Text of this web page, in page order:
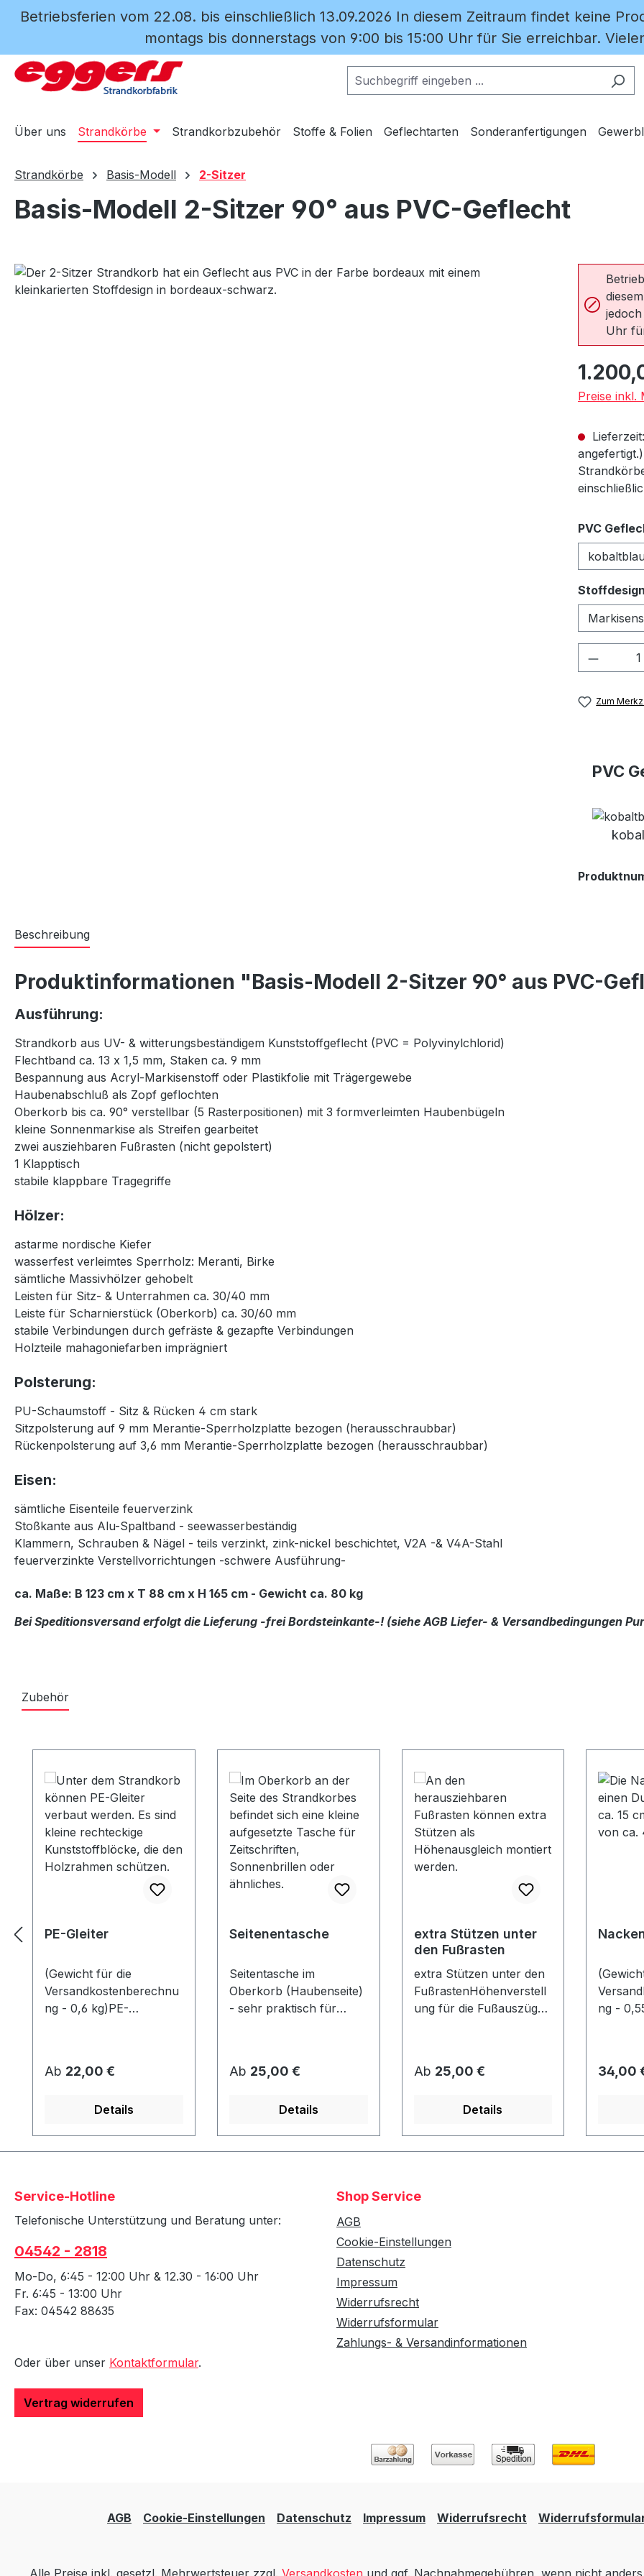
Hauptinhalt springen
Zur Suche springen
Zur Hauptnavigation springen
Betriebsferien vom 22.08. bis einschließlich 13.09.2026 In diesem Zeitraum findet keine
montags bis donnerstags von 9:00 bis 15:00 Uhr für Sie erreichbar.
Über uns Strandkörbe Strandkorbzubehör Stoffe & Folien Geflechtarten Sonderanfertigungen
Strandkörbe Basis-Modell 2-Sitzer
Basis-Modell 2-Sitzer 90° aus PVC-Geflecht
Bildergalerie überspringen
Uhr
Regulärer
Preise inkl.
PVC
Stoffdesign
Zum
PVC
Beschreibung
Produktinformationen "Basis-Modell 2-Sitzer 90° aus PVC-
Ausführung:
Strandkorb aus UV- & witterungsbeständigem Kunststoffgeflecht (PVC = Polyvinylchlorid)
Flechtband ca. 13 x 1,5 mm, Staken ca. 9 mm
Bespannung aus Acryl-Markisenstoff oder Plastikfolie mit Trägergewebe
Haubenabschluß als Zopf geflochten
Oberkorb bis ca. 90° verstellbar (5 Rasterpositionen) mit 3 formverleimten Haubenbügeln
kleine Sonnenmarkise als Streifen gearbeitet
zwei ausziehbaren Fußrasten (nicht gepolstert)
1 Klapptisch
stabile klappbare Tragegriffe
Hölzer:
astarme nordische Kiefer
wasserfest verleimtes Sperrholz: Meranti, Birke
sämtliche Massivhölzer gehobelt
Leisten für Sitz- & Unterrahmen ca. 30/40 mm
Leiste für Scharnierstück (Oberkorb) ca. 30/60 mm
stabile Verbindungen durch gefräste & gezapfte Verbindungen
Holzteile mahagoniefarben imprägniert
Polsterung:
PU-Schaumstoff - Sitz & Rücken 4 cm stark
Sitzpolsterung auf 9 mm Merantie-Sperrholzplatte bezogen (herausschraubbar)
Rückenpolsterung auf 3,6 mm Merantie-Sperrholzplatte bezogen (herausschraubbar)
Eisen:
sämtliche Eisenteile feuerverzink
Stoßkante aus Alu-Spaltband - seewasserbeständig
Klammern, Schrauben & Nägel - teils verzinkt, zink-nickel beschichtet, V2A -& V4A-Stahl
feuerverzinkte Verstellvorrichtungen -schwere Ausführung-
ca. Maße: B 123 cm x T 88 cm x H 165 cm - Gewicht ca. 80 kg
Bei Speditionsversand erfolgt die Lieferung -frei Bordsteinkante-! (siehe AGB Liefer- & Versandbedingungen
Zubehör
PE-Gleiter
(Gewicht für die
Versandkostenberechnu
ng - 0,6 kg)PE-
angeschraubt und
vor Abrieb &
Regulärer Preis:
Ab 22,00 €
Details
Seitenentasche
Seitentasche im
Oberkorb (Haubenseite)
- sehr praktisch für
angebracht
Strandkorbauswahl!Nur
Regulärer Preis:
Ab 25,00 €
Details
extra Stützen unter
den Fußrasten
extra Stützen unter den
FußrastenHöhenverstell
ung für die Fußauszüge
4 Rollen unter dem Korb
Fremdmodellen
Regulärer Preis:
Ab 25,00 €
Details
ng -
34,00
Service-Hotline
Telefonische Unterstützung und Beratung unter:
04542 - 2818
Mo-Do, 6:45 - 12:00 Uhr & 12.30 - 16:00 Uhr
Fr. 6:45 - 13:00 Uhr
Fax: 04542 88635
Oder über unser Kontaktformular.
Vertrag widerrufen
Shop Service
AGB
Cookie-Einstellungen
Datenschutz
Impressum
Widerrufsrecht
Widerrufsformular
Zahlungs- & Versandinformationen
AGB Cookie-Einstellungen Datenschutz Impressum Widerrufsrecht
Alle Preise inkl. gesetzl. Mehrwertsteuer zzgl. Versandkosten und ggf. Nachnahmegebühren, wenn nicht